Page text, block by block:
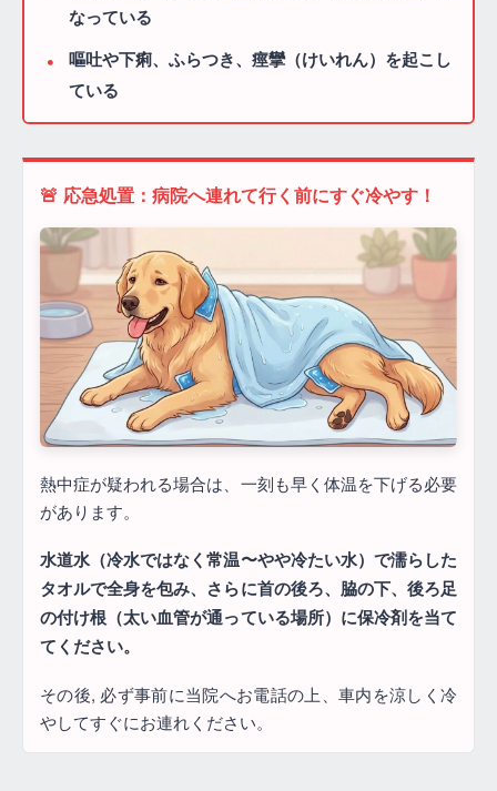
なっている
嘔吐や下痢、ふらつき、痙攣（けいれん）を起こし
ている
🚨 応急処置：病院へ連れて行く前にすぐ冷やす！
熱中症が疑われる場合は、一刻も早く体温を下げる必要
があります。
水道水（冷水ではなく常温〜やや冷たい水）で濡らした
タオルで全身を包み、さらに首の後ろ、脇の下、後ろ足
の付け根（太い血管が通っている場所）に保冷剤を当て
てください。
その後, 必ず事前に当院へお電話の上、車内を涼しく冷
やしてすぐにお連れください。